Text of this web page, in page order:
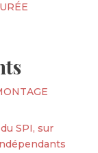
SPI, sur